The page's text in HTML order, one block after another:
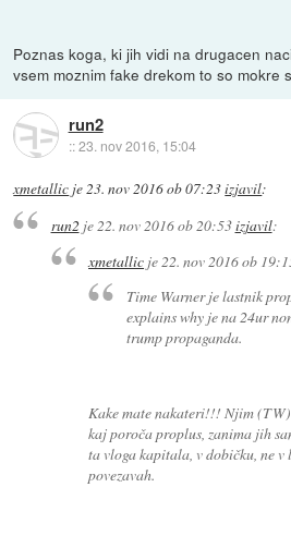
Poznas koga, ki jih vidi na drugacen
vsem moznim fake drekom to so mokre
run2
::23. nov 2016, 15:04
xmetallic je23. nov 2016 ob 07:23izjavil:
run2je22. nov 2016 ob 20:53izjavil:
xmetallic je 22. nov 2016 ob
Time Warner je lastnik
explains why je na 24ur
trump propaganda.
Kake mate nakateri!!! Njim (TW)
kaj poroča proplus, zanima jih
ta vloga kapitala, v dobičku, ne v
povezavah.